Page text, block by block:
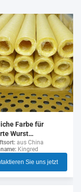
Farbe für
Wurst
aus China
Kingred
Sie uns jetzt